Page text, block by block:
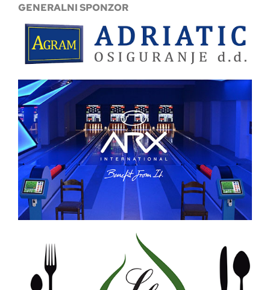
GENERALNI SPONZOR